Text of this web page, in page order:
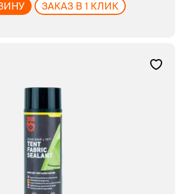
ЗАКАЗ В 1 КЛИК